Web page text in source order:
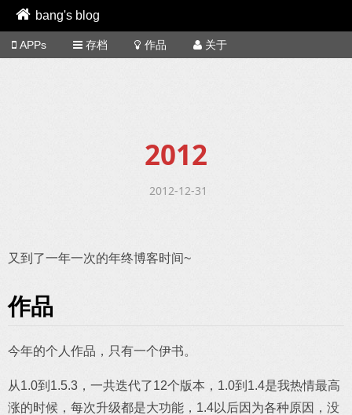
bang's blog
APPs 存档 作品 关于
2012
2012-12-31
又到了一年一次的年终博客时间~
作品
今年的个人作品，只有一个伊书。
从1.0到1.5.3，一共迭代了12个版本，1.0到1.4是我热情最高
涨的时候，每次升级都是大功能，1.4以后因为各种原因，没